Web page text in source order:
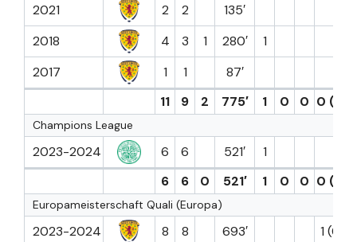
2021
2 2
135′
2018
4 3 1 280′
1
2017
1 1
87′
11
9 2 775′ 1 0 0 0 (0)
Champions League
2023-2024 6 6 521′
1
6
6 0 521′ 1 0 0 0 (0)
Europameisterschaft Quali (Europa)
2023-2024 8 8 693′
1 (0)